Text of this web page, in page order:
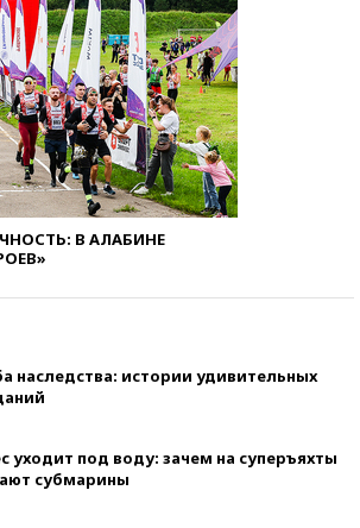
В АЛАБИНЕ
наследства: истории удивительных
уходит под воду: зачем на суперъяхты
субмарины